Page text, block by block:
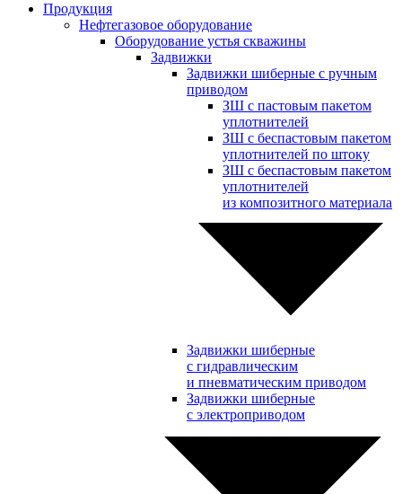
Продукция
Нефтегазовое оборудование
Оборудование устья скважины
Задвижки
Задвижки шиберные с ручным
приводом
ЗШ с пастовым пакетом
уплотнителей
ЗШ с беспастовым пакетом
уплотнителей по штоку
ЗШ с беспастовым пакетом
уплотнителей
из композитного материала
Задвижки шиберные
с гидравлическим
и пневматическим приводом
Задвижки шиберные
с электроприводом